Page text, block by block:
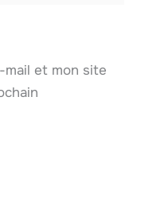
mail et mon site